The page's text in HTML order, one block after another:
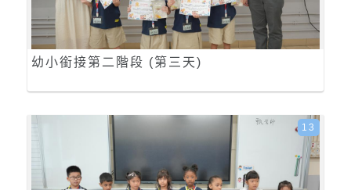
幼小銜接第二階段 (第三天)
13